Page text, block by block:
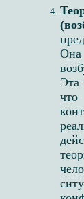
Она
Эта